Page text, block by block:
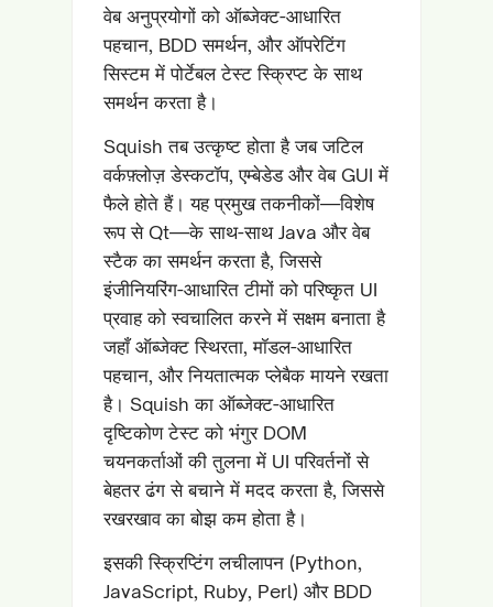
वेब अनुप्रयोगों को ऑब्जेक्ट-आधारित
पहचान, BDD समर्थन, और ऑपरेटिंग
सिस्टम में पोर्टेबल टेस्ट स्क्रिप्ट के साथ
समर्थन करता है।
Squish तब उत्कृष्ट होता है जब जटिल
वर्कफ़्लोज़ डेस्कटॉप, एम्बेडेड और वेब GUI में
फैले होते हैं। यह प्रमुख तकनीकों—विशेष
रूप से Qt—के साथ-साथ Java और वेब
स्टैक का समर्थन करता है, जिससे
इंजीनियरिंग-आधारित टीमों को परिष्कृत UI
प्रवाह को स्वचालित करने में सक्षम बनाता है
जहाँ ऑब्जेक्ट स्थिरता, मॉडल-आधारित
पहचान, और नियतात्मक प्लेबैक मायने रखता
है। Squish का ऑब्जेक्ट-आधारित
दृष्टिकोण टेस्ट को भंगुर DOM
चयनकर्ताओं की तुलना में UI परिवर्तनों से
बेहतर ढंग से बचाने में मदद करता है, जिससे
रखरखाव का बोझ कम होता है।
इसकी स्क्रिप्टिंग लचीलापन (Python,
JavaScript, Ruby, Perl) और BDD